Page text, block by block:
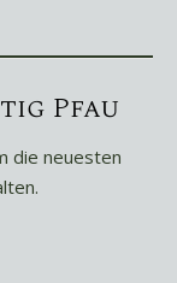
Pfau
die neuesten